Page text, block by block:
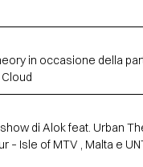
in occasione della
di Alok feat. Urban
– Isle of MTV , Malta e